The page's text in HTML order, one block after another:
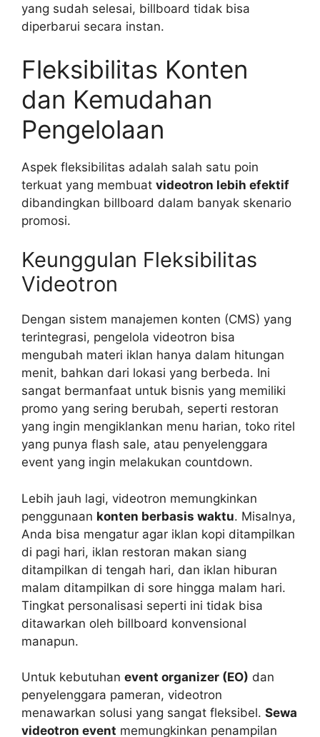
yang sudah selesai, billboard tidak bisa
diperbarui secara instan.
Fleksibilitas Konten
dan Kemudahan
Pengelolaan
Aspek fleksibilitas adalah salah satu poin
terkuat yang membuat videotron lebih efektif
dibandingkan billboard dalam banyak skenario
promosi.
Keunggulan Fleksibilitas
Videotron
Dengan sistem manajemen konten (CMS) yang
terintegrasi, pengelola videotron bisa
mengubah materi iklan hanya dalam hitungan
menit, bahkan dari lokasi yang berbeda. Ini
sangat bermanfaat untuk bisnis yang memiliki
promo yang sering berubah, seperti restoran
yang ingin mengiklankan menu harian, toko ritel
yang punya flash sale, atau penyelenggara
event yang ingin melakukan countdown.
Lebih jauh lagi, videotron memungkinkan
penggunaan konten berbasis waktu. Misalnya,
Anda bisa mengatur agar iklan kopi ditampilkan
di pagi hari, iklan restoran makan siang
ditampilkan di tengah hari, dan iklan hiburan
malam ditampilkan di sore hingga malam hari.
Tingkat personalisasi seperti ini tidak bisa
ditawarkan oleh billboard konvensional
manapun.
Untuk kebutuhan event organizer (EO) dan
penyelenggara pameran, videotron
menawarkan solusi yang sangat fleksibel. Sewa
videotron event memungkinkan penampilan